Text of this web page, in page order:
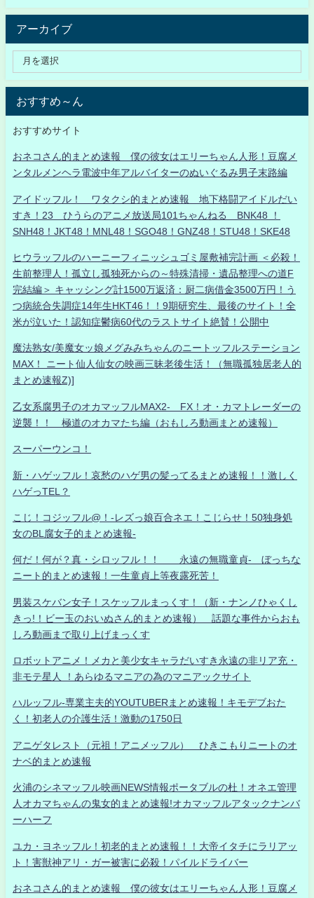
アーカイブ
おすすめ～ん
おすすめサイト
おネコさん的まとめ速報 僕の彼女はエリーちゃん人形！豆腐メ
ンタルメンヘラ電波中年アルバイターのぬいぐるみ男子末路編
アイドッフル！ ワタクシ的まとめ速報 地下格闘アイドルだい
すき！23 ひうらのアニメ放送局101ちゃんねる BNK48 ！
SNH48！JKT48！MNL48！SGO48！GNZ48！STU48！SKE48
ヒウラッフルのハーニーフィニッシュゴミ屋敷補完計画 ＜必殺！
生前整理人！孤立し孤独死からの～特殊清掃・遺品整理への道F
完結編＞ キャッシング計1500万返済：厨二病借金3500万円！う
つ病統合失調症14年生HKT46！！9期研究生、最後のサイト！全
米が泣いた！認知症鬱病60代のラストサイト絶賛！公開中
魔法熟女/美魔女ッ娘メグみみちゃんのニートッフルステーション
MAX！ ニート仙人仙女の映画三昧老後生活！（無職孤独居老人的
まとめ速報Z)]
乙女系腐男子のオカマッフルMAX2- FX！オ・カマトレーダーの
逆襲！！ 極道のオカマたち編（おもしろ動画まとめ速報）
スーパーウンコ！
新・ハゲッフル！哀愁のハゲ男の髪ってるまとめ速報！！激しく
ハゲっTEL？
こじ！コジッフル@！-レズっ娘百合ネエ！こじらせ！50独身処
女のBL腐女子的まとめ速報-
何だ！何が？真・シロッフル！！ 永遠の無職童貞- ぼっちな
ニート的まとめ速報！一生童貞上等夜露死苦！
男装スケバン女子！スケッフルまっくす！（新・ナンノひゃくし
きっ!！ビー玉のおいぬさん的まとめ速報） 話題な事件からおも
しろ動画まで取り上げまっくす
ロボットアニメ！メカと美少女キャラだいすき永遠の非リア充・
非モテ星人 ！あらゆるマニアの為のマニアックサイト
ハルッフル-専業主夫的YOUTUBERまとめ速報！キモデブおた
く！初老人の介護生活！激動の1750日
アニゲタレスト（元祖！アニメッフル） ひきこもりニートのオ
ナベ的まとめ速報
火浦のシネマッフル映画NEWS情報ポータブルの杜！オネエ管理
人オカマちゃんの鬼女的まとめ速報!オカマッフルアタックナンバ
ーハーフ
ユカ・ヨネッフル！初老的まとめ速報！！大帝イタチにラリアッ
ト！害獣神アリ・ガー被害に必殺！パイルドライバー
おネコさん的まとめ速報 僕の彼女はエリーちゃん人形！豆腐メ